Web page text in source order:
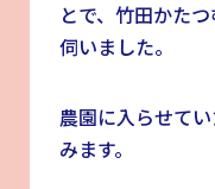
とで、竹田かた
伺いました。
農園に入らせて
みます。